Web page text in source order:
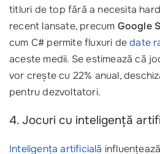
titluri de top fără a necesita
recent lansate, precum Google
cum C# permite fluxuri dedate
aceste medii. Se estimează că
vor crește cu 22% anual,
pentru dezvoltatori.
4. Jocuri cu inteligență
Inteligența artificială